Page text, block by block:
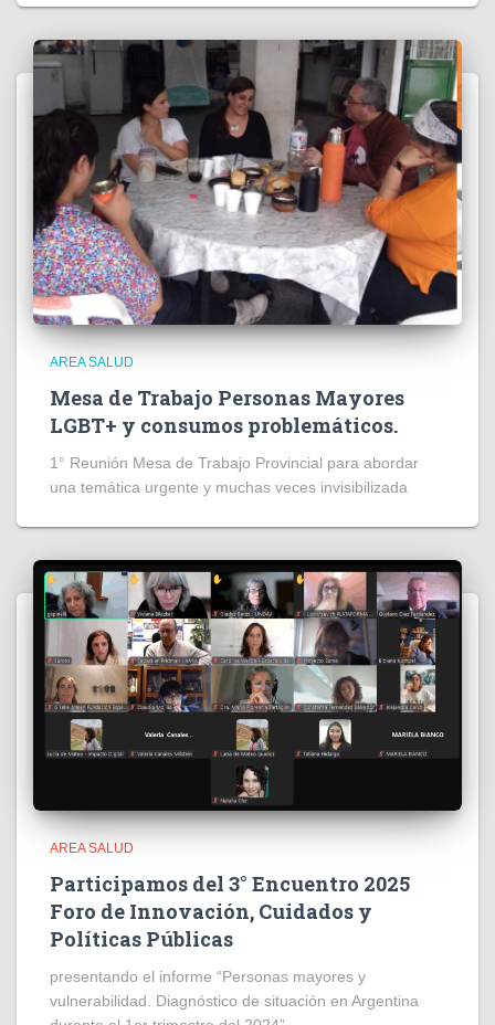
AREA SALUD
Mesa de Trabajo Personas Mayores
LGBT+ y consumos problemáticos.
1° Reunión Mesa de Trabajo Provincial para abordar
una temática urgente y muchas veces invisibilizada
AREA SALUD
Participamos del 3° Encuentro 2025
Foro de Innovación, Cuidados y
Políticas Públicas
presentando el informe “Personas mayores y
vulnerabilidad. Diagnóstico de situación en Argentina